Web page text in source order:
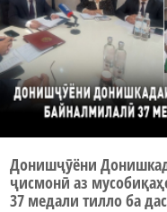
Донишҷӯёни
ҷисмонӣ аз
37 медали тилло ба